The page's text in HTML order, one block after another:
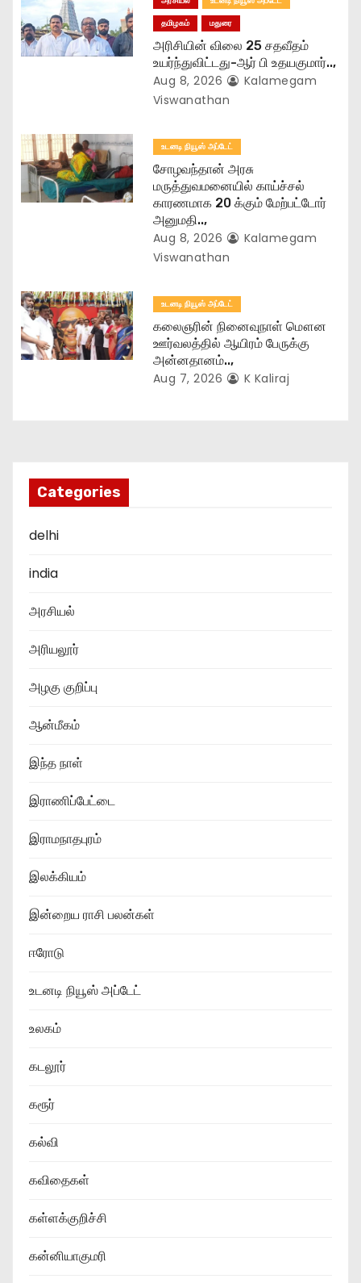
o
n
தமிழகம்
மதுரை
அரிசியின் விலை 25 சதவீதம்
உயர்ந்துவிட்டது-ஆர் பி உதயகுமார்..,
Aug 8, 2026
Kalamegam
Viswanathan
உடனடி நியூஸ் அப்டேட்
சோழவந்தான் அரசு
மருத்துவமனையில் காய்ச்சல்
காரணமாக 20 க்கும் மேற்பட்டோர்
அனுமதி..,
Aug 8, 2026
Kalamegam
Viswanathan
உடனடி நியூஸ் அப்டேட்
கலைஞரின் நினைவுநாள் மௌன
ஊர்வலத்தில் ஆயிரம் பேருக்கு
அன்னதானம்..,
Aug 7, 2026 K Kaliraj
Categories
delhi
india
அரசியல்
அரியலூர்
அழகு குறிப்பு
ஆன்மீகம்
இந்த நாள்
இராணிப்பேட்டை
இராமநாதபுரம்
இலக்கியம்
இன்றைய ராசி பலன்கள்
ஈரோடு
உடனடி நியூஸ் அப்டேட்
உலகம்
கடலூர்
கரூர்
கல்வி
கவிதைகள்
கள்ளக்குறிச்சி
கன்னியாகுமரி